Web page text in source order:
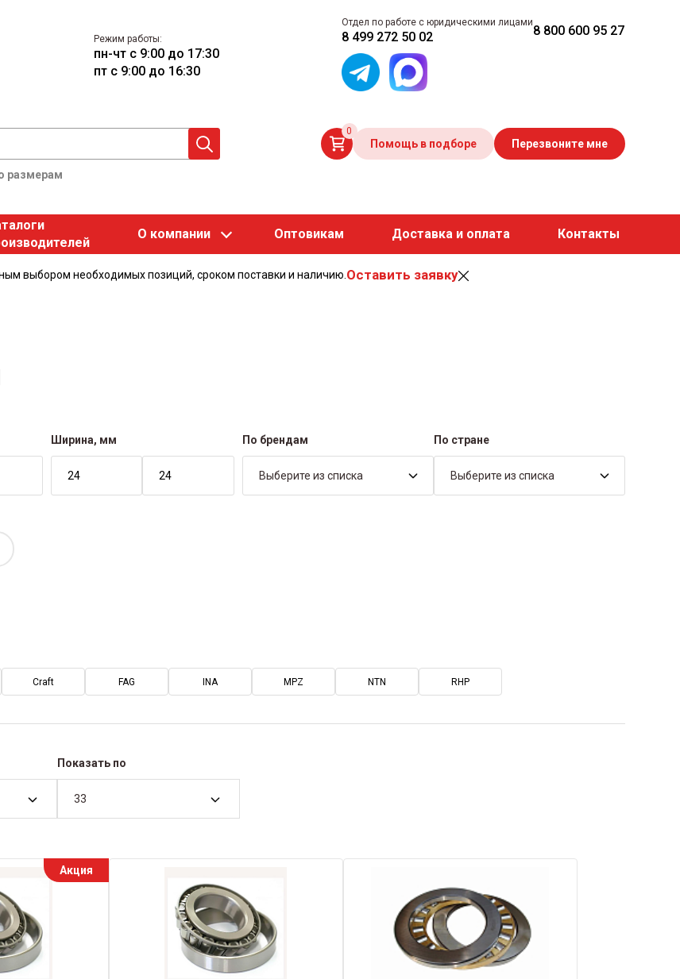
Режим работы:
пн-чт с 9:00 до 17:30
пт с 9:00 до 16:30
Отдел по работе с юридическими лицами
8 499 272 50 02 8 800 600 95 27
размерам
0
Помощь в подборе Перезвоните мне
О компании Оптовикам Доставка и оплата Контакты
выбором необходимых позиций, сроком поставки и наличию. Оставить заявку
Ширина, мм По брендам
Выберите из списка
По стране
Выберите из списка
Craft FAG INA MPZ NTN RHP
Показать по
33
Акция